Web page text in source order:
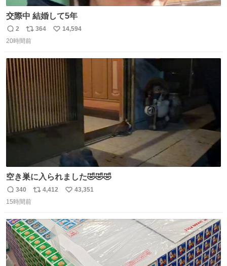
交際中 結婚して5年
返
信
2
リ
ポ
ト
数
364
い
数
14,594
20時間前
空き巣に入られました🤣🤣🤣
返
信
340
リ
ト
数
4,412
い
数
43,351
15時間前